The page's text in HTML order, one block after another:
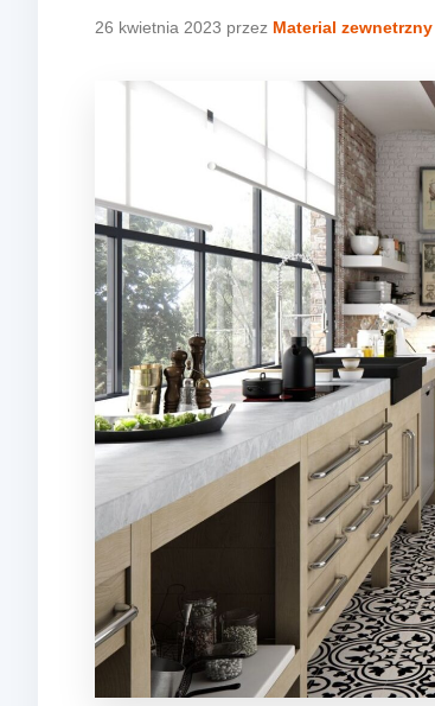
26 kwietnia 2023 przez Material zewnetrzny